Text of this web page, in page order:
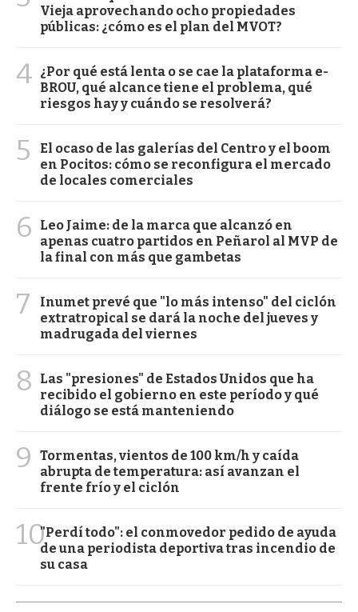
Vieja aprovechando ocho propiedades
públicas: ¿cómo es el plan del MVOT?
4 ¿Por qué está lenta o se cae la plataforma e-
BROU, qué alcance tiene el problema, qué
riesgos hay y cuándo se resolverá?
5
El ocaso de las galerías del Centro y el boom
en Pocitos: cómo se reconfigura el mercado
de locales comerciales
6
Leo Jaime: de la marca que alcanzó en
apenas cuatro partidos en Peñarol al MVP de
la final con más que gambetas
7
Inumet prevé que "lo más intenso" del ciclón
extratropical se dará la noche del jueves y
madrugada del viernes
8
Las "presiones" de Estados Unidos que ha
recibido el gobierno en este período y qué
diálogo se está manteniendo
9
Tormentas, vientos de 100 km/h y caída
abrupta de temperatura: así avanzan el
frente frío y el ciclón
10"Perdí todo": el conmovedor pedido de ayuda
de una periodista deportiva tras incendio de
su casa